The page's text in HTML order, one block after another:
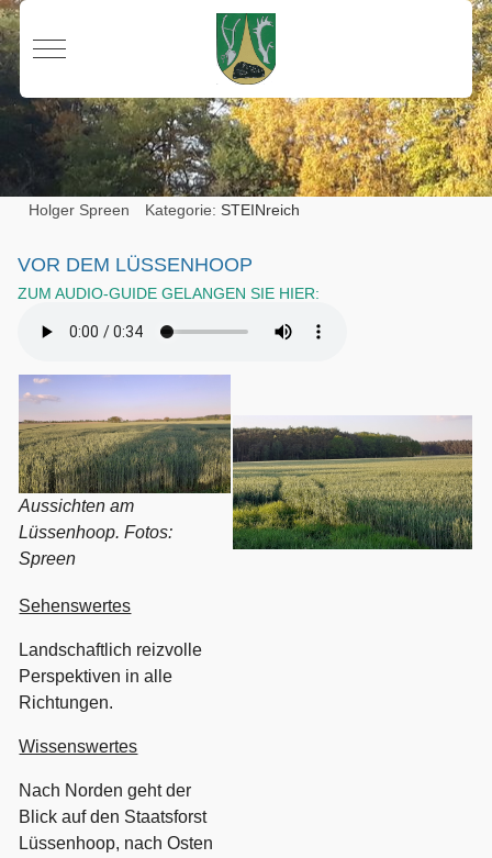
Mobile Menu Toggle
Holger Spreen Kategorie:STEINreich
VOR DEM LÜSSENHOOP
ZUM AUDIO-GUIDE GELANGEN SIE HIER:
Aussichten am
Lüssenhoop. Fotos:
Spreen
Sehenswertes
Landschaftlich reizvolle
Perspektiven in alle
Richtungen.
Wissenswertes
Nach Norden geht der
Blick auf den Staatsforst
Lüssenhoop, nach Osten